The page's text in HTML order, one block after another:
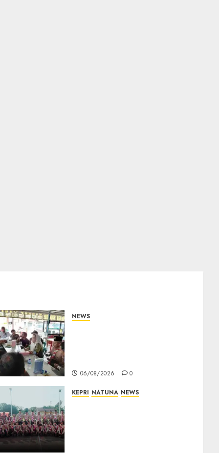
NEWS
06/08/2026 0
KEPRI NATUNA NEWS